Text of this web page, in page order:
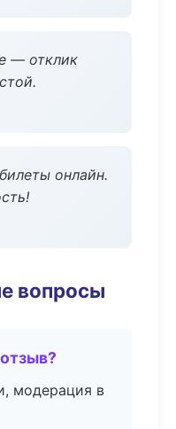
— отклик
онлайн.
вопросы
модерация в